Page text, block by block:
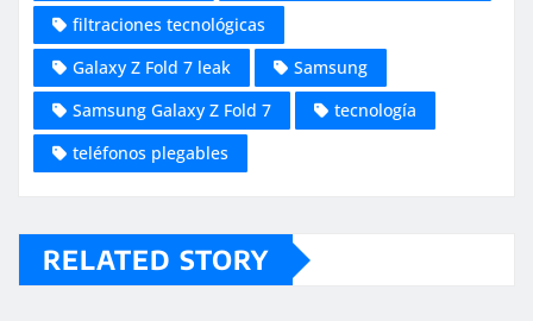
filtraciones tecnológicas
Galaxy Z Fold 7 leak
Samsung
Samsung Galaxy Z Fold 7
tecnología
teléfonos plegables
RELATED STORY